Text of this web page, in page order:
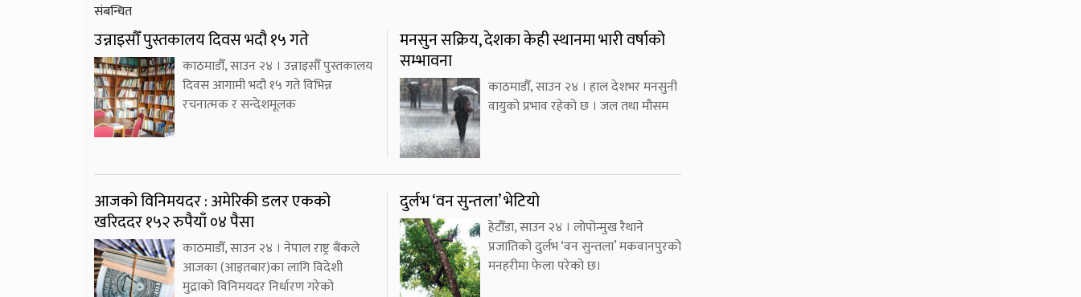
संबन्धित
उन्नाइसौँ पुस्तकालय दिवस भदौ १५ गते
काठमाडौँ, साउन २४ । उन्नाइसौँ पुस्तकालय
दिवस आगामी भदौ १५ गते विभिन्न
रचनात्मक र सन्देशमूलक
मनसुन सक्रिय, देशका केही स्थानमा भारी वर्षाको
सम्भावना
काठमाडौँ, साउन २४ । हाल देशभर मनसुनी
वायुको प्रभाव रहेको छ । जल तथा मौसम
आजको विनिमयदर : अमेरिकी डलर एकको
खरिददर १५२ रुपैयाँ ०४ पैसा
काठमाडौँ, साउन २४ । नेपाल राष्ट्र बैंकले
आजका (आइतबार)का लागि विदेशी
मुद्राको विनिमयदर निर्धारण गरेको
दुर्लभ ‘वन सुन्तला’ भेटियो
हेटौँडा, साउन २४ । लोपोन्मुख रैथाने
प्रजातिको दुर्लभ ‘वन सुन्तला’ मकवानपुरको
मनहरीमा फेला परेको छ।